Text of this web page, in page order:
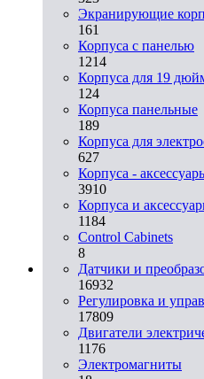
Экранирующие
161
Корпуса с панелью
1214
Корпуса для 19
124
Корпуса панельные
189
Корпуса для
627
Корпуса -
3910
Корпуса и
1184
Control Cabinets
8
Датчики и
16932
Регулировка и
17809
Двигатели
1176
Электромагниты